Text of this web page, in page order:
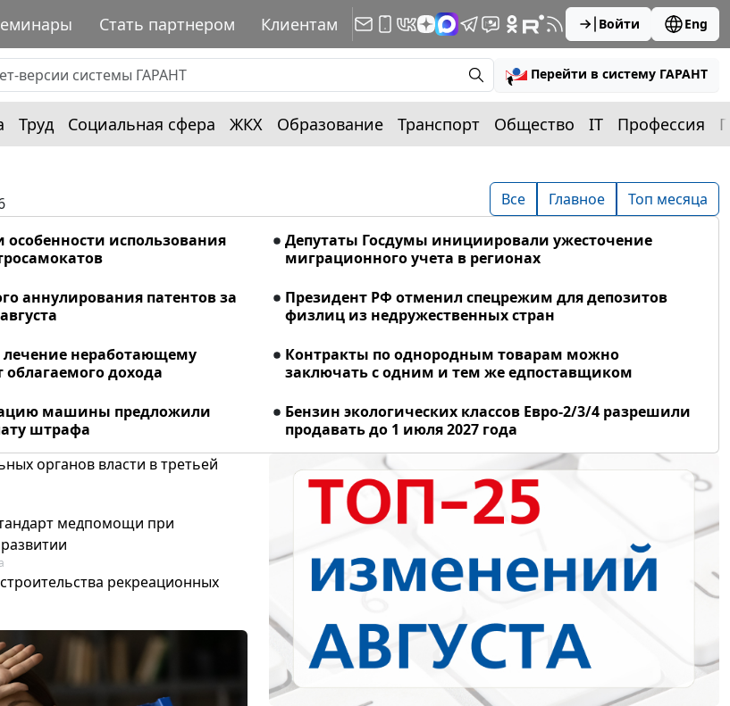
Стать партнером Клиентам Войти Eng
Перейти в систему ГАРАНТ
Труд Социальная сфера ЖКХ Образование Транспорт Общество IT Профессия
Все Главное Топ месяца
особенности использования
Депутаты Госдумы инициировали ужесточение
миграционного учета в регионах
аннулирования патентов за
Президент РФ отменил спецрежим для депозитов
физлиц из недружественных стран
неработающему
облагаемого дохода
Контракты по однородным товарам можно
заключать с одним и тем же едпоставщиком
машины предложили
штрафа
Бензин экологических классов Евро-2/3/4 разрешили
продавать до 1 июля 2027 года
органов власти в третьей
медпомощи при
рекреационных